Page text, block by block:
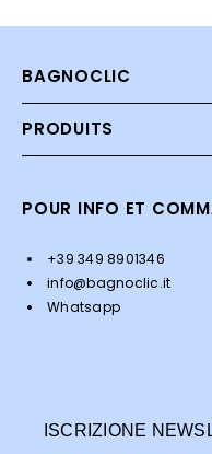
BAGNOCLIC
PRODUITS
POUR INFO ET
+39 349 8901346
info@bagnoclic.it
Whatsapp
ISCRIZIONE